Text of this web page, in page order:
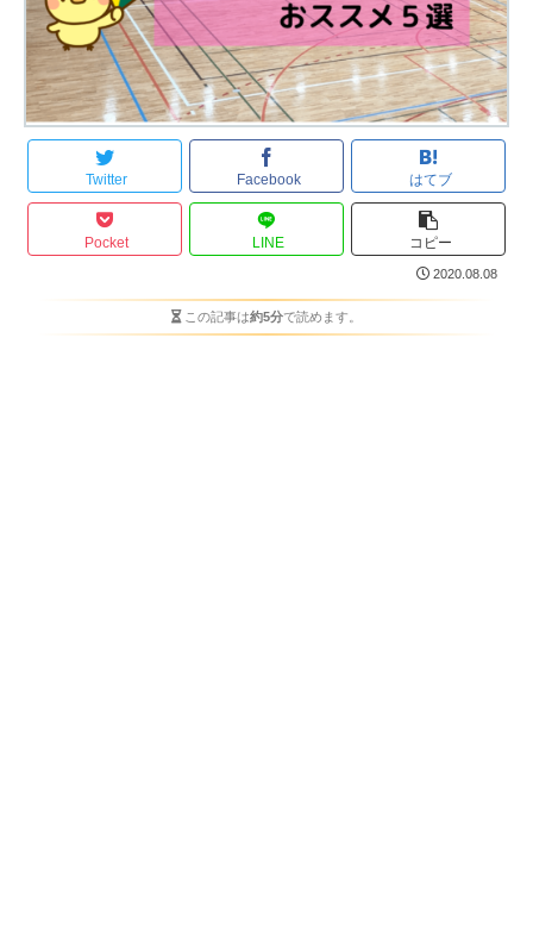
Twitter Facebook はてブ
Pocket LINE コピー
2020.08.08
この記事は約5分で読めます。